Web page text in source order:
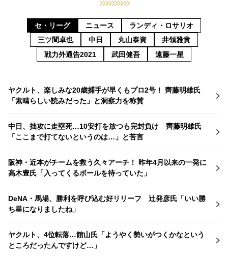
セ・リーグ ニュース
ランディ・ロサリオ
三ツ間卓也
中日 丸山泰資
井領雅貴
戦力外通告2021
武田健吾 遠藤一星
ヤクルト、楽しみな20歳捕手が早くもプロ2号！ 齊藤明雄氏
「素晴らしい読みだった」と洞察力を称賛
中日、拙攻に走塁死…10安打を放つも完封負け 齊藤明雄氏
「ここまで打てないというのは…」と苦言
阪神・近本がチームを救う久々アーチ！ 昨年4月以来の一発に
高木豊氏「入ってくるボールを待っていた」
DeNA・馬場、勝利を呼び込む好リリーフ 辻発彦氏「いい勝
ち星になりましたね」
ヤクルト、4位転落…館山氏「ようやく勢いがつくかなという
ところだったんですけど…」